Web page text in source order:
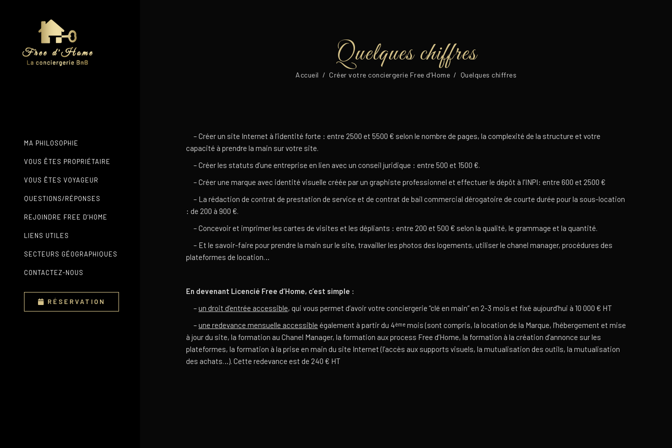
MA PHILOSOPHIE
VOUS ÊTES PROPRIÉTAIRE
VOUS ÊTES VOYAGEUR
QUESTIONS/RÉPONSES
REJOINDRE FREE D’HOME
LIENS UTILES
SECTEURS GÉOGRAPHIQUES
CONTACTEZ-NOUS
RÉSERVATION
Quelques chiffres
Accueil / Créer votre conciergerie Free d’Home / Quelques chiffres
– Créer un site Internet à l’identité forte : entre 2500 et 5500 € selon le nombre de pages, la complexité de la structure et votre
capacité à prendre la main sur votre site.
– Créer les statuts d’une entreprise en lien avec un conseil juridique : entre 500 et 1500 €.
– Créer une marque avec identité visuelle créée par un graphiste professionnel et effectuer le dépôt à l’INPI: entre 600 et 2500 €
– La rédaction de contrat de prestation de service et de contrat de bail commercial dérogatoire de courte durée pour la sous-location
: de 200 à 900 €.
– Concevoir et imprimer les cartes de visites et les dépliants : entre 200 et 500 € selon la qualité, le grammage et la quantité.
– Et le savoir-faire pour prendre la main sur le site, travailler les photos des logements, utiliser le chanel manager, procédures des
plateformes de location…
En devenant Licencié Free d’Home, c’est simple :
–un droit d’entrée accessible, qui vous permet d’avoir votre conciergerie “clé en main” en 2-3 mois et fixé aujourd’hui à 10 000 € HT
–une redevance mensuelle accessible également à partir du 4ème mois (sont compris, la location de la Marque, l’hébergement et mise
à jour du site, la formation au Chanel Manager, la formation aux process Free d’Home, la formation à la création d’annonce sur les
plateformes, la formation à la prise en main du site Internet (l’accès aux supports visuels, la mutualisation des outils, la mutualisation
des achats…). Cette redevance est de 240 € HT